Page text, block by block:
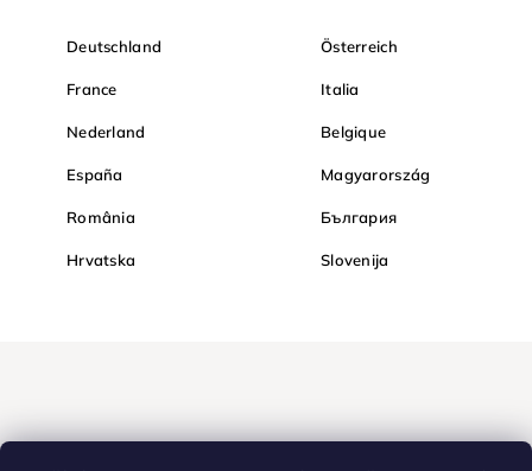
Deutschland Österreich
France Italia
Nederland Belgique
España Magyarország
România България
Hrvatska Slovenija